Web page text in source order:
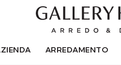
ARREDAMENTO